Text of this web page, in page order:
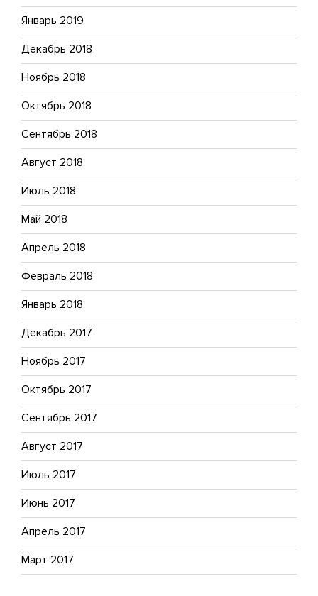
Январь 2019
Декабрь 2018
Ноябрь 2018
Октябрь 2018
Сентябрь 2018
Август 2018
Июль 2018
Май 2018
Апрель 2018
Февраль 2018
Январь 2018
Декабрь 2017
Ноябрь 2017
Октябрь 2017
Сентябрь 2017
Август 2017
Июль 2017
Июнь 2017
Апрель 2017
Март 2017